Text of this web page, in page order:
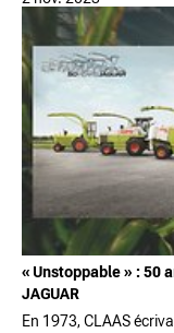
« Unstoppable » : 50
JAGUAR
En 1973, CLAAS